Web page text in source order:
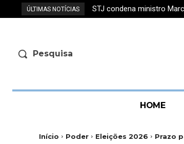
ÚLTIMAS NOTÍCIAS STJ condena ministro
Pesquisa
HOME
Início Poder Eleições 2026 Prazo